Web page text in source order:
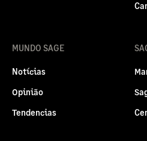
MUNDO SAGE
Notícias
Opinião
Tendencias